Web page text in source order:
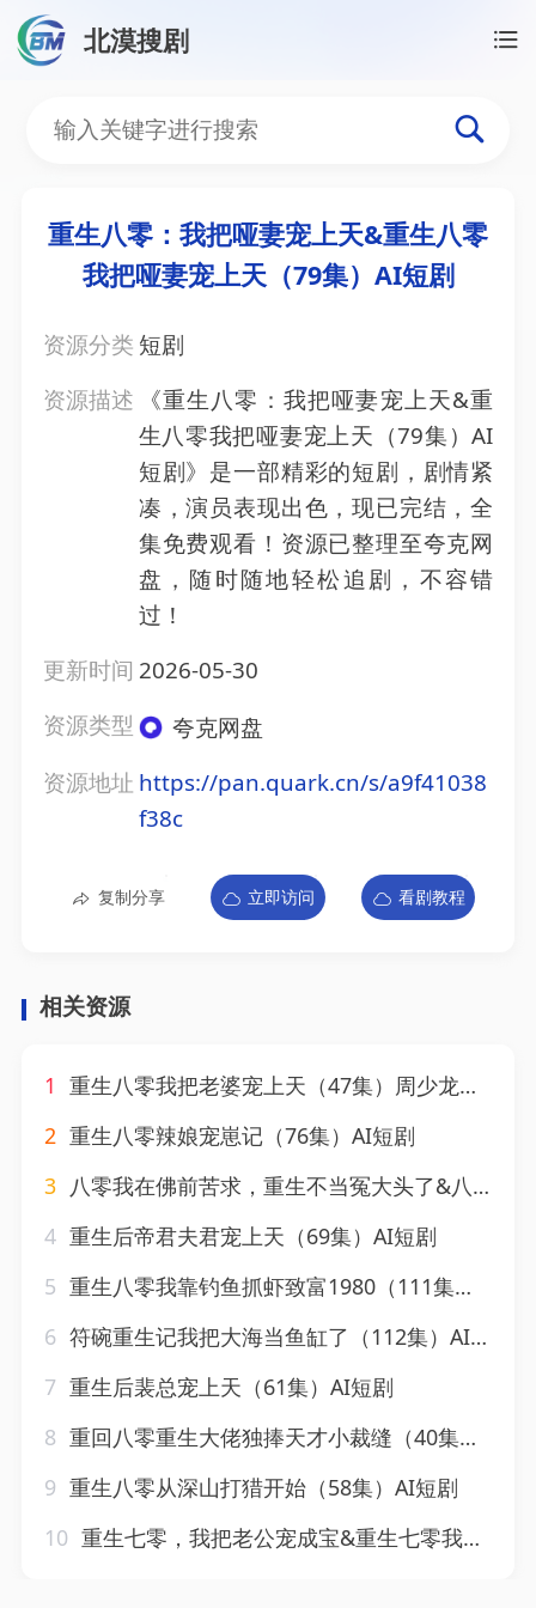
北漠搜剧
重生八零：我把哑妻宠
重生八零：我把哑妻宠上天&重生八零
我把哑妻宠上天（79集）AI短剧
资源分类 短剧
资源描述
《重生八零：我把哑妻宠上天&重
生八零我把哑妻宠上天（79集）AI
短剧》是一部精彩的短剧，剧情紧
凑，演员表现出色，现已完结，全
集免费观看！资源已整理至夸克网
盘，随时随地轻松追剧，不容错
过！
更新时间 2026-05-30
资源类型
夸克网盘
资源地址 https://pan.quark.cn/s/a9f41038
f38c
复制分享 立即访问 看剧教程
相关资源
1 重生八零我把老婆宠上天（47集）周少龙＆罗钦艺
2 重生八零辣娘宠崽记（76集）AI短剧
3 八零我在佛前苦求，重生不当冤大头了&八零我在佛前苦求重生不当冤大头了（60集）AI短剧
4 重生后帝君夫君宠上天（69集）AI短剧
5 重生八零我靠钓鱼抓虾致富1980（111集）AI短剧
6 符碗重生记我把大海当鱼缸了（112集）AI短剧
7 重生后裴总宠上天（61集）AI短剧
8 重回八零重生大佬独捧天才小裁缝（40集）AI短剧
9 重生八零从深山打猎开始（58集）AI短剧
10 重生七零，我把老公宠成宝&重生七零我把老公宠成宝（111集）AI短剧